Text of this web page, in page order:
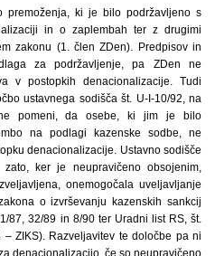
premoženja, ki je bilo podržavljeno s
in o zaplembah ter z drugimi
zakonu (1. člen ZDen). Predpisov in
za podržavljenje, pa ZDen ne
v postopkih denacionalizacije. Tudi
ustavnega sodišča št. U-I-10/92, na
pomeni, da osebe, ki jim je bilo
na podlagi kazenske sodbe, ne
denacionalizacije. Ustavno sodišče
ker je neupravičeno obsojenim,
onemogočala uveljavljanje
o izvrševanju kazenskih sankcij
87, 32/89 in 8/90 ter Uradni list RS, št.
ZIKS). Razveljavitev te določbe pa ni
denacionalizacijo, če so neupravičeno